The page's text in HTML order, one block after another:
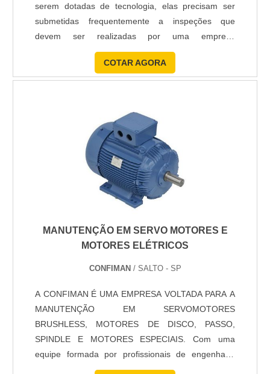
serem dotadas de tecnologia, elas precisam ser
submetidas frequentemente a inspeções que
devem ser realizadas por uma empresa
especializada e que também ofereça ao cliente a
opção do reparo de peças. Diferença das
manutenções A manutenção de autoclave
evitar problemas que possam gerar defeitos
COTAR AGORA
MANUTENÇÃO EM SERVO MOTORES E
MOTORES ELÉTRICOS
CONFIMAN / SALTO - SP
A CONFIMAN É UMA EMPRESA VOLTADA PARA A
MANUTENÇÃO EM SERVOMOTORES
BRUSHLESS, MOTORES DE DISCO, PASSO,
SPINDLE E MOTORES ESPECIAIS. Com uma
equipe formada por profissionais de engenharia
qualificada com anos de experiência, realiza